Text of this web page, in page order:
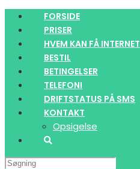
Skip
content
FORSIDE
PRISER
HVEM KAN FÅ INTERNET
BESTIL
BETINGELSER
TELEFONI
DRIFTSTATUS PÅ SMS
KONTAKT
Opsigelse
Search